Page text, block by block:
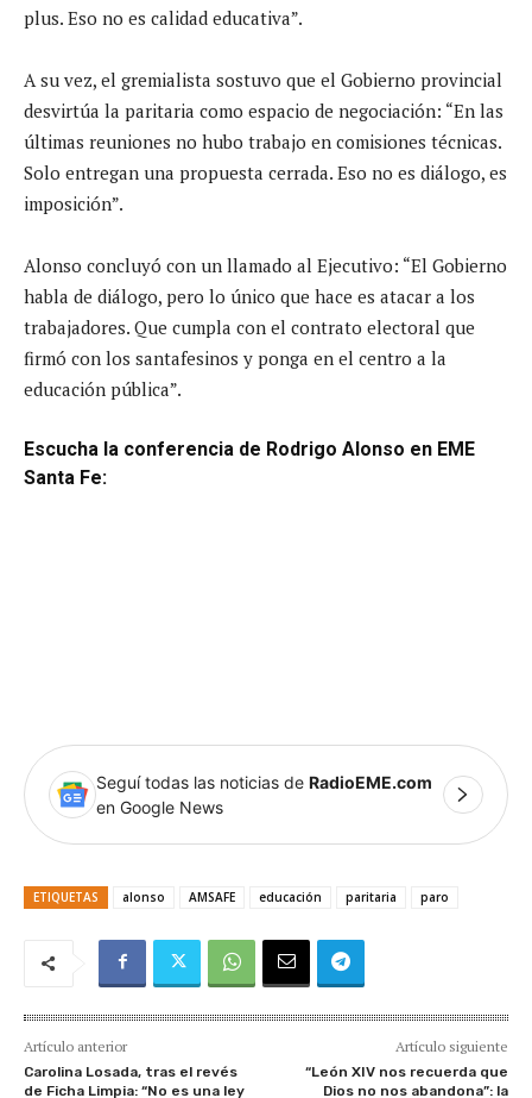
plus. Eso no es calidad educativa”.
A su vez, el gremialista sostuvo que el Gobierno provincial
desvirtúa la paritaria como espacio de negociación: “En las
últimas reuniones no hubo trabajo en comisiones técnicas.
Solo entregan una propuesta cerrada. Eso no es diálogo, es
imposición”.
Alonso concluyó con un llamado al Ejecutivo: “El Gobierno
habla de diálogo, pero lo único que hace es atacar a los
trabajadores. Que cumpla con el contrato electoral que
firmó con los santafesinos y ponga en el centro a la
educación pública”.
Escucha la conferencia de Rodrigo Alonso en EME
Santa Fe:
Seguí todas las noticias de RadioEME.com
en Google News
ETIQUETAS alonso AMSAFE educación paritaria paro
Artículo anterior
Carolina Losada, tras el revés
de Ficha Limpia: “No es una ley
Artículo siguiente
“León XIV nos recuerda que
Dios no nos abandona”: la